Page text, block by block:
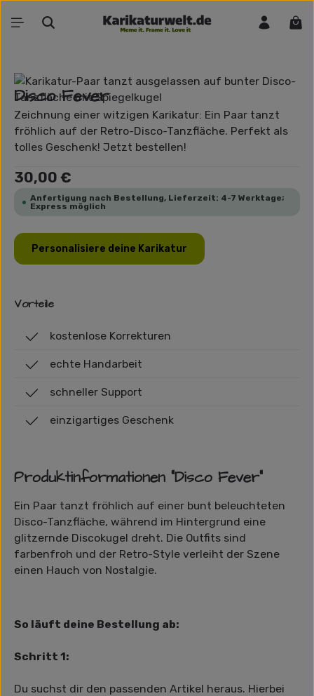
Zum Hauptinhalt springen
Bildergalerie überspringen
Disco Fever
Zeichnung einer witzigen Karikatur: Ein Paar tanzt
fröhlich auf der Retro-Disco-Tanzfläche. Perfekt als
tolles Geschenk! Jetzt bestellen!
Regulärer Preis:
30,00 €
Anfertigung nach Bestellung, Lieferzeit: 4-7 Werktage;
Express möglich
Personalisiere deine Karikatur
Vorteile
kostenlose Korrekturen
echte Handarbeit
schneller Support
einzigartiges Geschenk
Produktinformationen "Disco Fever"
Ein Paar tanzt fröhlich auf einer bunt beleuchteten
Disco-Tanzfläche, während im Hintergrund eine
glitzernde Discokugel dreht. Die Outfits sind
farbenfroh und der Retro-Style verleiht der Szene
einen Hauch von Nostalgie.
So läuft deine Bestellung ab:
Schritt 1:
Du suchst dir den passenden Artikel heraus. Hierbei